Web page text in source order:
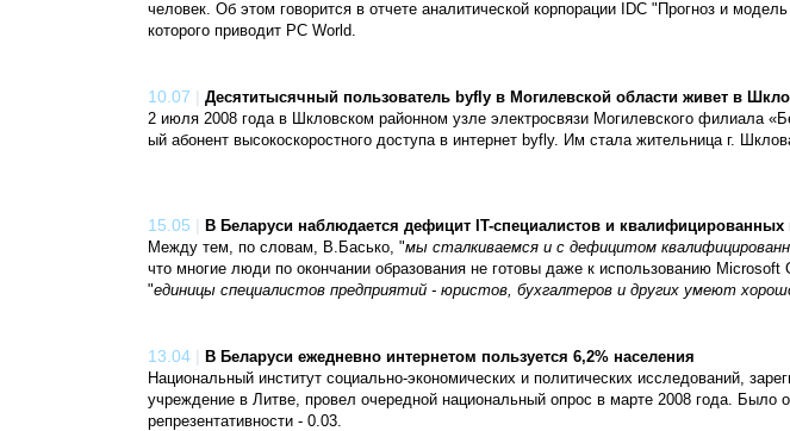
человек. Об этом говорится в отчете аналитической корпорации IDC "Прогноз и
которого приводит PC World.
10.07 | Десятитысячный пользователь byfly в Могилевской области живет в
2 июля 2008 года в Шкловском районном узле электросвязи Могилевского филиала
ый абонент высокоскоростного доступа в интернет byfly. Им стала жительница г.
15.05 | В Беларуси наблюдается дефицит IT-специалистов и квалифицированных
Между тем, по словам, В.Басько, "мы сталкиваемся и с дефицитом
что многие люди по окончании образования не готовы даже к использованию
"единицы специалистов предприятий - юристов, бухгалтеров и других умеют
13.04 | В Беларуси ежедневно интернетом пользуется 6,2% населения
Национальный институт социально-экономических и политических исследований,
учреждение в Литве, провел очередной национальный опрос в марте 2008 года. Было
репрезентативности - 0.03.